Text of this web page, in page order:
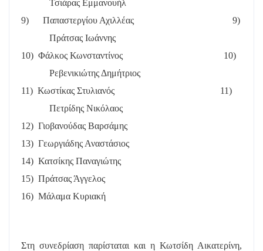
Τσιάρας Εμμανουήλ
9)
Παπαστεργίου Αχιλλέας
9)
Πράτσας Ιωάννης
10) Φάλκος Κωνσταντίνος
10)
Ρεβενικιώτης Δημήτριος
11) Κωστίκας Στυλιανός
11)
Πετρίδης Νικόλαος
12) Γιοβανούδας Βαρσάμης
13) Γεωργιάδης Αναστάσιος
14) Κατσίκης Παναγιώτης
15) Πράτσας Άγγελος
16) Μάλαμα Κυριακή
Στη συνεδρίαση παρίσταται και η Κωτσίδη Αικατερίνη,